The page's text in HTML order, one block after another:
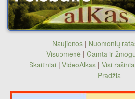
Naujienos| Nuomonių
Visuomenė | Gamta ir
Skaitiniai | VideoAlkas | Visi
Pradžia